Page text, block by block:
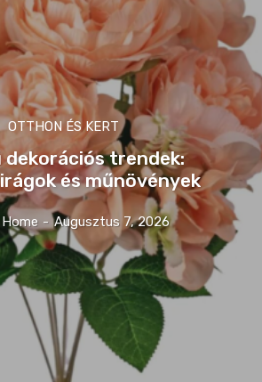
OTTHON ÉS KERT
dekorációs trendek:
és műnövények
- Augusztus 7, 2026